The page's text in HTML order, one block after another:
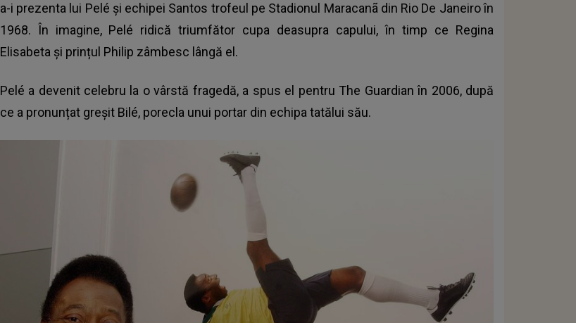
a-i prezenta lui Pelé și echipei Santos trofeul pe Stadionul Maracanã din Rio De Janeiro în
1968. În imagine, Pelé ridică triumfător cupa deasupra capului, în timp ce Regina
Elisabeta și prințul Philip zâmbesc lângă el.
Pelé a devenit celebru la o vârstă fragedă, a spus el pentru The Guardian în 2006, după
ce a pronunțat greșit Bilé, porecla unui portar din echipa tatălui său.